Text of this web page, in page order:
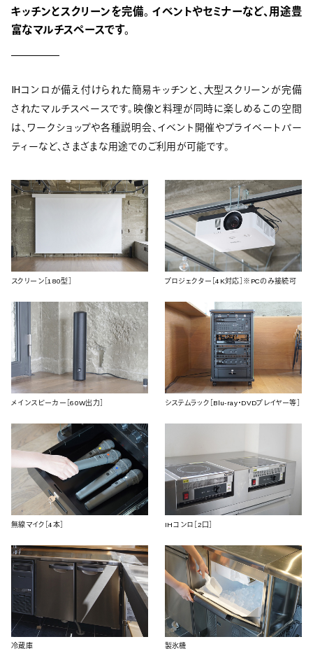
キッチンとスクリーンを完備。 イベントやセミナーなど、用途豊
富なマルチスペースです。
IHコンロが備え付けられた簡易キッチンと、大型スクリーンが完備
されたマルチスペースです。映像と料理が同時に楽しめるこの空間
は、ワークショップや各種説明会、イベント開催やプライベートパー
ティーなど、さまざまな用途でのご利用が可能です。
スクリーン［180型］ プロジェクター［4K対応］※PCのみ接続可
メインスピーカー［60W出力］ システムラック［Blu-ray・DVDプレイヤー等］
無線マイク［4本］ IHコンロ［2口］
冷蔵庫 製氷機